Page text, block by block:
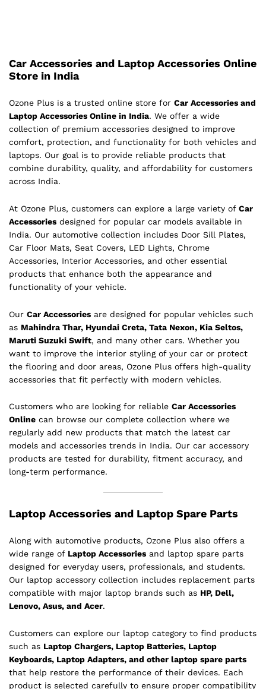
Car Accessories and Laptop Accessories Online
Store in India
Ozone Plus is a trusted online store for Car Accessories and
Laptop Accessories Online in India. We offer a wide
collection of premium accessories designed to improve
comfort, protection, and functionality for both vehicles and
laptops. Our goal is to provide reliable products that
combine durability, quality, and affordability for customers
across India.
At Ozone Plus, customers can explore a large variety of Car
Accessories designed for popular car models available in
India. Our automotive collection includes Door Sill Plates,
Car Floor Mats, Seat Covers, LED Lights, Chrome
Accessories, Interior Accessories, and other essential
products that enhance both the appearance and
functionality of your vehicle.
Our Car Accessories are designed for popular vehicles such
as Mahindra Thar, Hyundai Creta, Tata Nexon, Kia Seltos,
Maruti Suzuki Swift, and many other cars. Whether you
want to improve the interior styling of your car or protect
the flooring and door areas, Ozone Plus offers high-quality
accessories that fit perfectly with modern vehicles.
Customers who are looking for reliable Car Accessories
Online can browse our complete collection where we
regularly add new products that match the latest car
models and accessories trends in India. Our car accessory
products are tested for durability, fitment accuracy, and
long-term performance.
Laptop Accessories and Laptop Spare Parts
Along with automotive products, Ozone Plus also offers a
wide range of Laptop Accessories and laptop spare parts
designed for everyday users, professionals, and students.
Our laptop accessory collection includes replacement parts
compatible with major laptop brands such as HP, Dell,
Lenovo, Asus, and Acer.
Customers can explore our laptop category to find products
such as Laptop Chargers, Laptop Batteries, Laptop
Keyboards, Laptop Adapters, and other laptop spare parts
that help restore the performance of their devices. Each
product is selected carefully to ensure proper compatibility